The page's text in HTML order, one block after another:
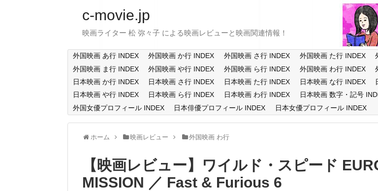
c-movie.jp
映画ライター 松 弥々子 による映画レビューと映画関連情報！
外国映画 あ行 INDEX 外国映画 か行 INDEX 外国映画 さ行 INDEX 外国映画 た行 INDEX
外国映画 ま行 INDEX
外国映画 や行 INDEX 外国映画 ら行 INDEX 外国映画 わ行 INDEX
日本映画 か行 INDEX
日本映画 さ行 INDEX 日本映画 た行 INDEX 日本映画 な行 INDEX
日本映画 や行 INDEX
日本映画 ら行 INDEX 日本映画 わ行 INDEX 日本映画 数字・記号
外国女優プロフィール INDEX
日本俳優プロフィール INDEX 日本女優プロフィール INDEX
ホーム 映画レビュー 外国映画 わ行
【映画レビュー】ワイルド・スピード
MISSION ／ Fast & Furious 6